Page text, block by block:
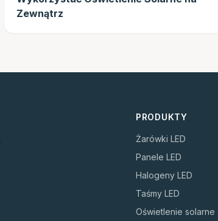
Zewnątrz
PRODUKTY
Żarówki LED
Panele LED
Halogeny LED
Taśmy LED
Oświetlenie solarne